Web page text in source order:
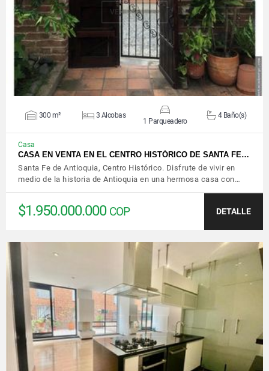
VER DETALLES
300 m² 3 Alcobas
1 Parqueadero
4 Baño(s)
Casa
CASA EN VENTA EN EL CENTRO HISTÓRICO DE SANTA FE…
Santa Fe de Antioquia, Centro Histórico. Disfrute de vivir en
medio de la historia de Antioquia en una hermosa casa con…
$1.950.000.000 COP DETALLE
VER DETALLES